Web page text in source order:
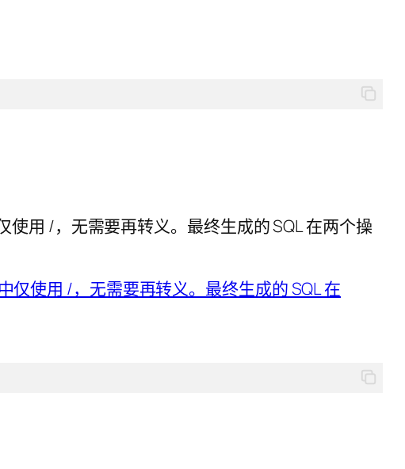
使用 /，无需要再转义。最终生成的 SQL 在两个操